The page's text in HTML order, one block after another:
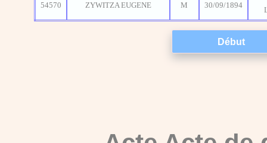
54570 ZYWITZA EUGENE M 30/09/1894